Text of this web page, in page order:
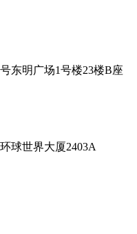
东明广场1号楼23楼B座
球世界大厦2403A